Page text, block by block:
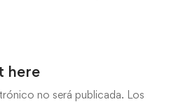
here
no será publicada. Los